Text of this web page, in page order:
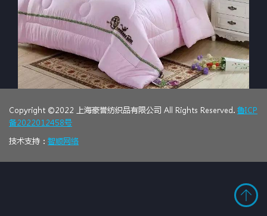
Copyright ©2022 上海豪誉纺织品有限公司 All Rights Reserved. 鲁ICP
备2022012458号
技术支持： 智顺网络